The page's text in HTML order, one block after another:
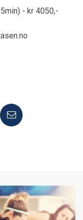
- kr 4050,-